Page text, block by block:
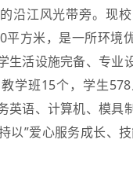
沿江风光带旁。现
方米，是一所环境
生活设施完备、专业
学班15个，学生
英语、计算机、模具
以”爱心服务成长、